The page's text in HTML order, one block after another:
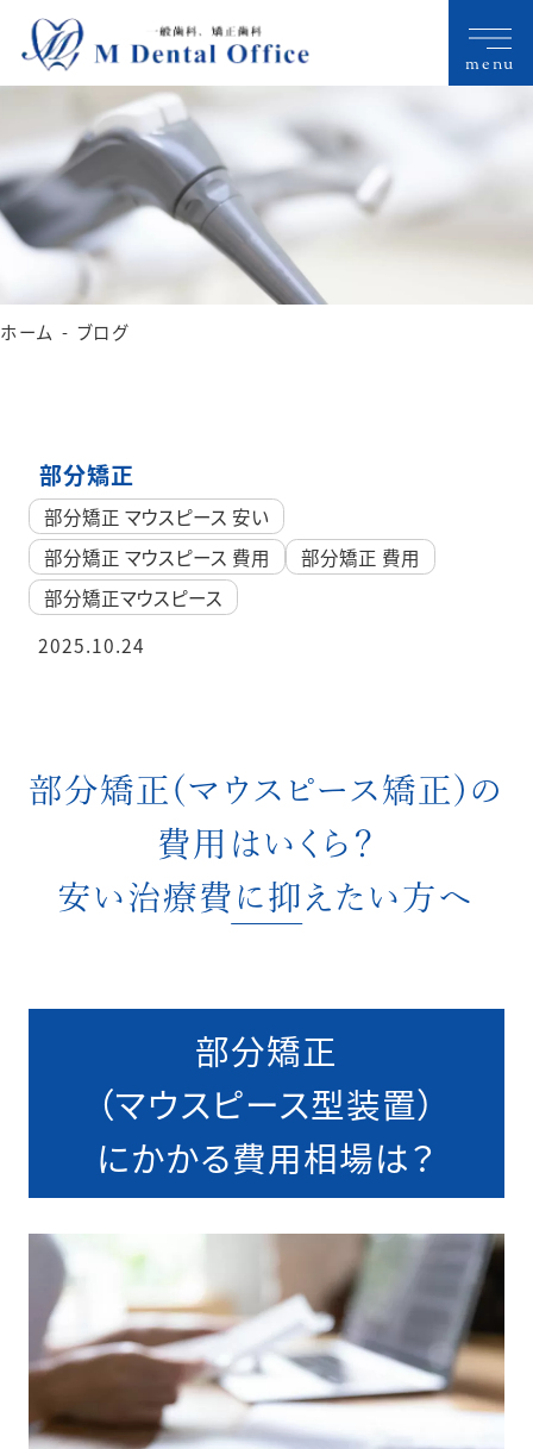
ホーム ブログ
部分矯正
部分矯正 マウスピース 安い
部分矯正 マウスピース 費用
部分矯正 費用
部分矯正マウスピース
2025.10.24
部分矯正(マウスピース矯正)の
費用はいくら？
安い治療費に抑えたい方へ
部分矯正
（マウスピース型装置）
にかかる費用相場は？
menu